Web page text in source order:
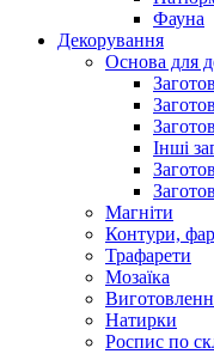
Фауна
Декорування
Основа для
Інші
Магніти
Контури,
Трафарети
Мозаїка
Натирки
Роспис по